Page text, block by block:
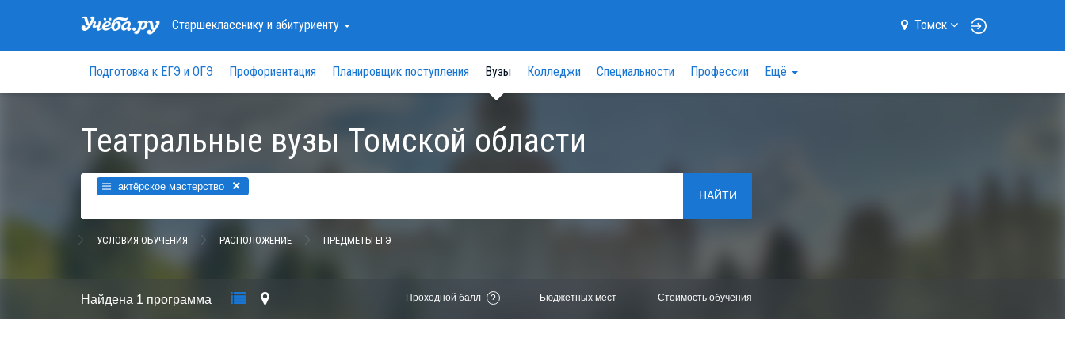
Старшеклассникуи абитуриенту Томск
Подготовка к ЕГЭ и ОГЭ Профориентация Планировщик поступления Вузы Колледжи Специальности Профессии Ещё
Театральные вузы Томской области
актёрское мастерство ×
НАЙТИ
УСЛОВИЯ ОБУЧЕНИЯ РАСПОЛОЖЕНИЕ ПРЕДМЕТЫ ЕГЭ
Найдена 1 программа Проходной балл ? Бюджетных мест Стоимость обучения